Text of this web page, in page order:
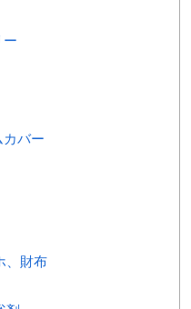
ー
バー
、財布